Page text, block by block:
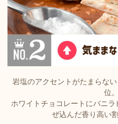
岩塩のアクセントがたまらな
位。
ホワイトチョコレートにバニ
ぜ込んだ香り高い